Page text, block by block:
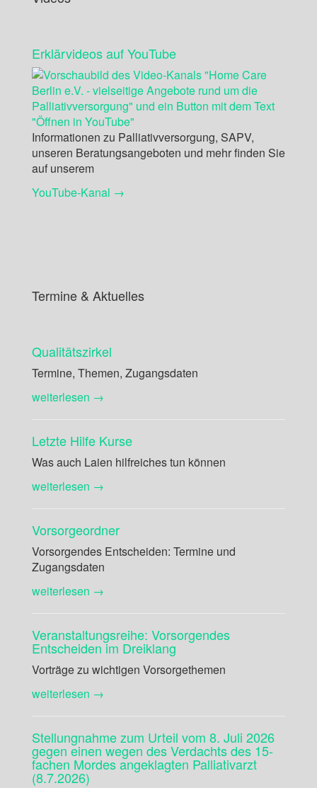
Erklärvideos auf YouTube
Informationen zu Palliativversorgung, SAPV,
unseren Beratungsangeboten und mehr finden Sie
auf unserem
YouTube-Kanal →
Termine & Aktuelles
Qualitätszirkel
Termine, Themen, Zugangsdaten
weiterlesen →
Letzte Hilfe Kurse
Was auch Laien hilfreiches tun können
weiterlesen →
Vorsorgeordner
Vorsorgendes Entscheiden: Termine und
Zugangsdaten
weiterlesen →
Veranstaltungsreihe: Vorsorgendes
Entscheiden im Dreiklang
Vorträge zu wichtigen Vorsorgethemen
weiterlesen →
Stellungnahme zum Urteil vom 8. Juli 2026
gegen einen wegen des Verdachts des 15-
fachen Mordes angeklagten Palliativarzt
(8.7.2026)